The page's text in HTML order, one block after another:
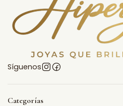
Síguenos
Categorías